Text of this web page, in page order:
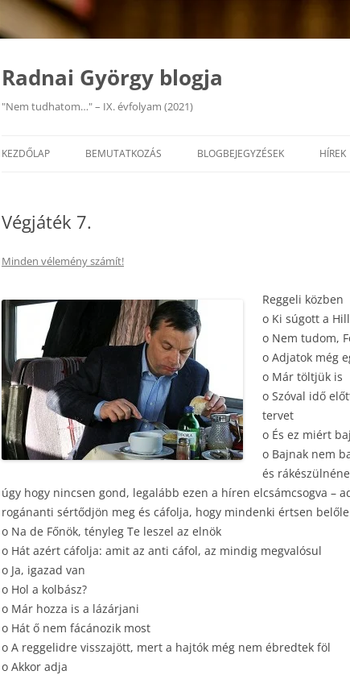
Kilépés
tartalomba
Radnai György blogja
"Nem tudhatom…" – IX. évfolyam (2021)
KEZDŐLAP BEMUTATKOZÁS BLOGBEJEGYZÉSEK HÍREK
Végjáték 7.
Minden vélemény számít!
Reggeli közben
o Ki súgott a
o Nem tudom,
o Adjatok még
o Már töltjük is
o Szóval idő
tervet
o És ez miért
o Bajnak nem
és
úgy hogy nincsen gond, legalább ezen a híren elcsámcsogva –
rogánanti sértődjön meg és cáfolja, hogy mindenki értsen belőle
o Na de Főnök, tényleg Te leszel az elnök
o Hát azért cáfolja: amit az anti cáfol, az mindig megvalósul
o Ja, igazad van
o Hol a kolbász?
o Már hozza is a lázárjani
o Hát ő nem fácánozik most
o A reggelidre visszajött, mert a hajtók még nem ébredtek föl
o Akkor adja